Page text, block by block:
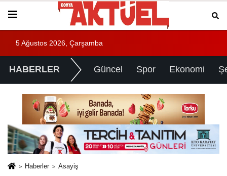
5 Ağustos 2026, Çarşamba
HABERLER Güncel Spor Ekonomi
Haberler Asayiş